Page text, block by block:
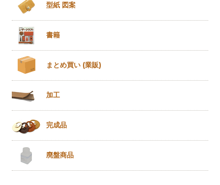
型紙 図案
書籍
まとめ買い (業販)
加工
完成品
廃盤商品